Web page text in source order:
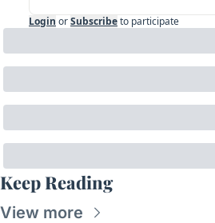
Login orSubscribeto participate
Keep Reading
View more